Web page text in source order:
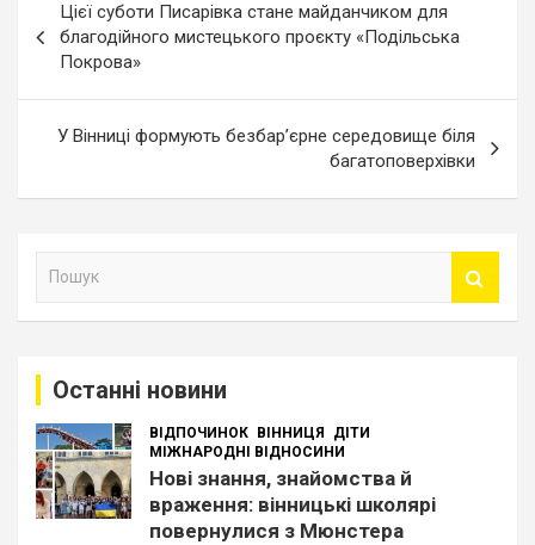
записів
Цієї суботи Писарівка стане майданчиком для
благодійного мистецького проєкту «Подільська
Покрова»
У Вінниці формують безбар’єрне середовище біля
багатоповерхівки
Останні новини
ВІДПОЧИНОК ВІННИЦЯ
ДІТИ
МІЖНАРОДНІ ВІДНОСИНИ
Нові знання, знайомства й
враження: вінницькі школярі
повернулися з Мюнстера